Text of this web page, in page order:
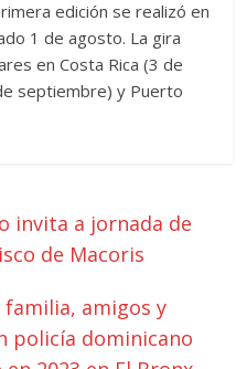
edición se realizó en
1 de agosto. La gira
en Costa Rica (3 de
septiembre) y Puerto
invita a jornada de
de Macoris
familia, amigos y
policía dominicano